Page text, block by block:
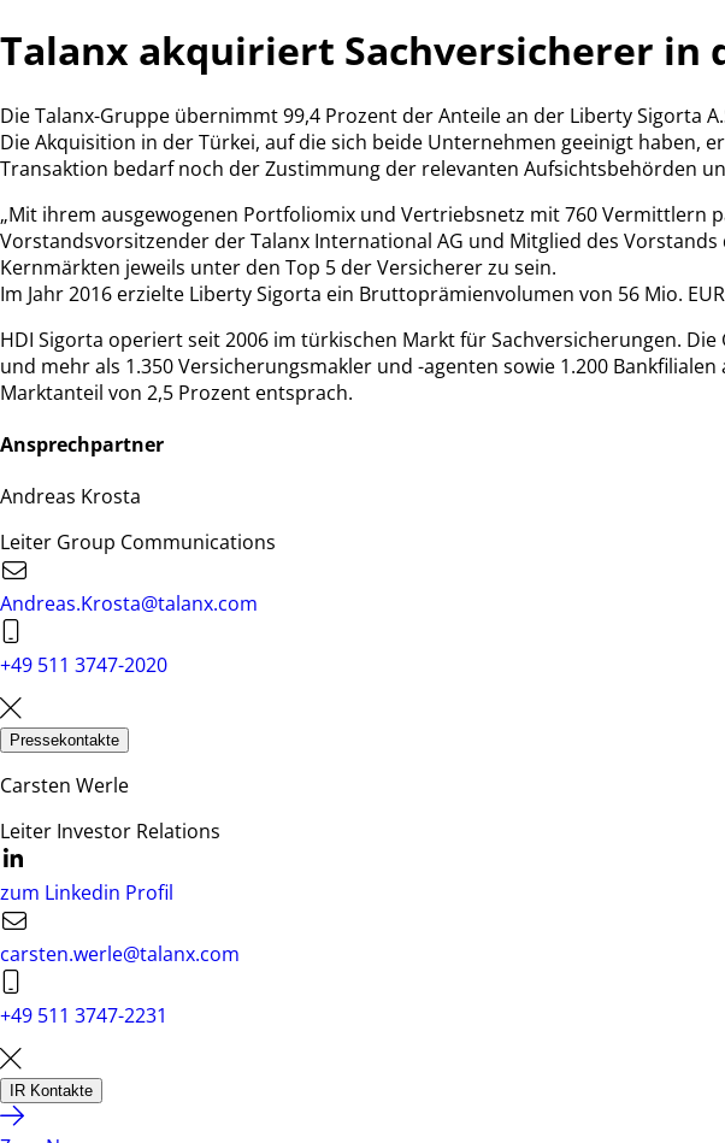
Talanx akquiriert Sachversicherer in
Die Talanx-Gruppe übernimmt 99,4 Prozent der Anteile an der Liberty Sigorta
Die Akquisition in der Türkei, auf die sich beide Unternehmen geeinigt haben,
Transaktion bedarf noch der Zustimmung der relevanten Aufsichtsbehörden
„Mit ihrem ausgewogenen Portfoliomix und Vertriebsnetz mit 760 Vermittlern
Vorstandsvorsitzender der Talanx International AG und Mitglied des
Kernmärkten jeweils unter den Top 5 der Versicherer zu sein.
Im Jahr 2016 erzielte Liberty Sigorta ein Bruttoprämienvolumen von 56 Mio.
HDI Sigorta operiert seit 2006 im türkischen Markt für Sachversicherungen.
und mehr als 1.350 Versicherungsmakler und -agenten sowie 1.200
Marktanteil von 2,5 Prozent entsprach.
Ansprechpartner
Andreas Krosta
Leiter Group Communications
Andreas.Krosta@talanx.com
+49 511 3747-2020
Pressekontakte
Carsten Werle
Leiter Investor Relations
zum Linkedin Profil
carsten.werle@talanx.com
+49 511 3747-2231
IR Kontakte